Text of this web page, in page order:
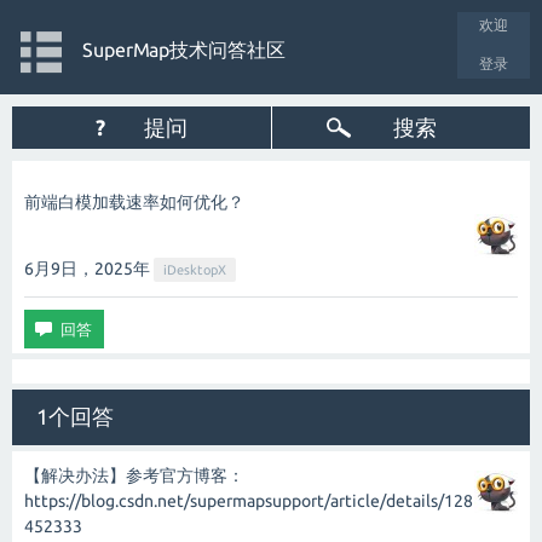
欢迎
登录
SuperMap技术问答社区
? 提问 搜索
前端白模加载速率如何优化？
6月9日，2025年 iDesktopX
1个回答
【解决办法】参考官方博客：
https://blog.csdn.net/supermapsupport/article/details/128
452333